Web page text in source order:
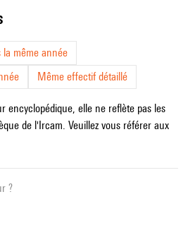
la même année
Même effectif détaillé
encyclopédique, elle ne reflète pas les
de l'Ircam. Veuillez vous référer aux
?